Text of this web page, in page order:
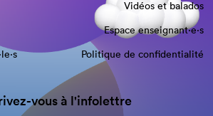
Vidéos et balados
Espace enseignant·e⋅s
Politique de confidentialité
vous à l'infolettre